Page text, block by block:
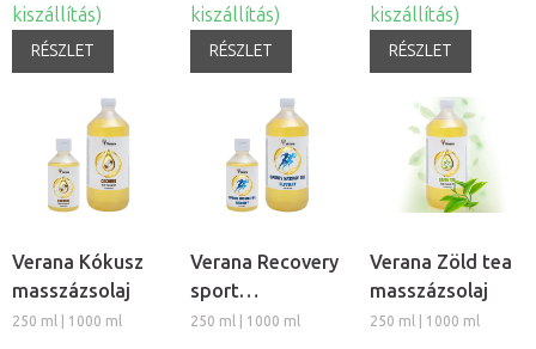
kiszállítás)
RÉSZLET
kiszállítás)
RÉSZLET
kiszállítás)
RÉSZLET
Verana Kókusz
masszázsolaj
250 ml | 1000 ml
Verana Recovery
sport
masszázsolaj
250 ml | 1000 ml
Verana Zöld tea
masszázsolaj
250 ml | 1000 ml